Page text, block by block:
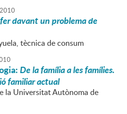
2010
davant un problema de
tècnica de consum
De la família a les famílies.
familiar actual
la Universitat Autònoma de